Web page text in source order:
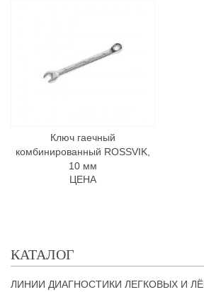
Ключ гаечный
комбинированный ROSSVIK,
10 мм
ЦЕНА
КАТАЛОГ
ЛИНИИ ДИАГНОСТИКИ ЛЕГКОВЫХ И